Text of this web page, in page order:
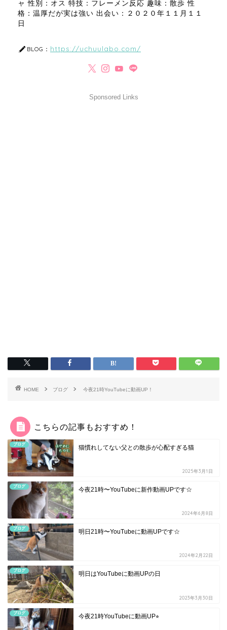
ャ 性別：オス 特技：フレーメン反応 趣味：散歩 性
格：温厚だが実は強い 出会い：２０２０年１１月１１
日
BLOG： https://uchuulabo.com/
Sponsored Links
HOME ブログ 今夜21時YouTubeに動画UP！
こちらの記事もおすすめ！
ブログ 猫慣れしてない父との散歩が心配すぎる猫
2025年3月1日
ブログ 今夜21時〜YouTubeに新作動画UPです☆
2024年6月8日
ブログ 明日21時〜YouTubeに動画UPです☆
2024年2月22日
ブログ 明日はYouTubeに動画UPの日
2023年3月30日
ブログ 今夜21時YouTubeに動画UP⭐︎